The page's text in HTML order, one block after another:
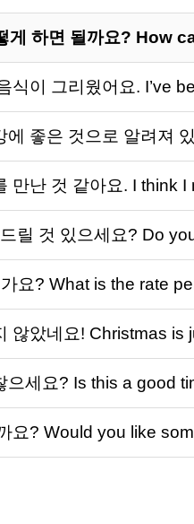
게 하면 될까요? How
식이 그리웠어요. I’ve
에 좋은 것으로 알려져
만난 것 같아요. I think I
릴 것 있으세요? Do
요? What is the rate
않았네요! Christmas is
으세요? Is this a good
요? Would you like